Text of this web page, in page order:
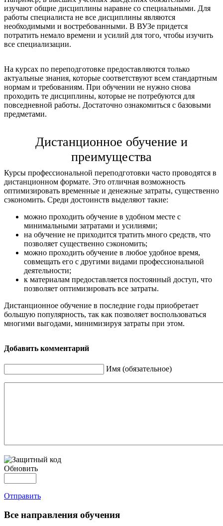
изучают общие дисциплины наравне со специальными. Для
работы специалиста не все дисциплины являются
необходимыми и востребованными. В ВУЗе придется
потратить немало времени и усилий для того, чтобы изучить
все специализации.
На курсах по переподготовке предоставляются только
актуальные знания, которые соответствуют всем стандартным
нормам и требованиям. При обучении не нужно снова
проходить те дисциплины, которые не потребуются для
повседневной работы. Достаточно ознакомиться с базовыми
предметами.
Дистанционное обучение и
преимущества
Курсы профессиональной переподготовки часто проводятся в
дистанционном формате. Это отличная возможность
оптимизировать временные и денежные затраты, существенно
сэкономить. Среди достоинств выделяют такие:
можно проходить обучение в удобном месте с
минимальными затратами и усилиями;
на обучение не приходится тратить много средств, что
позволяет существенно сэкономить;
можно проходить обучение в любое удобное время,
совмещать его с другими видами профессиональной
деятельности;
к материалам предоставляется постоянный доступ, что
позволяет оптимизировать все затраты.
Дистанционное обучение в последние годы приобретает
большую популярность, так как позволяет воспользоваться
многими выгодами, минимизируя затраты при этом.
Добавить комментарий
Имя (обязательное)
Обновить
Отправить
Все направления обучения